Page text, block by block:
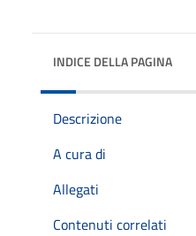
INDICE DELLA PAGINA
Descrizione
A cura di
Allegati
Contenuti correlati